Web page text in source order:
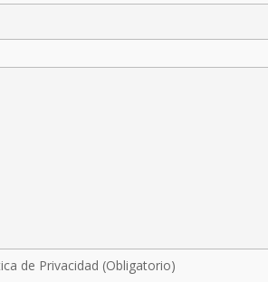
de Privacidad (Obligatorio)